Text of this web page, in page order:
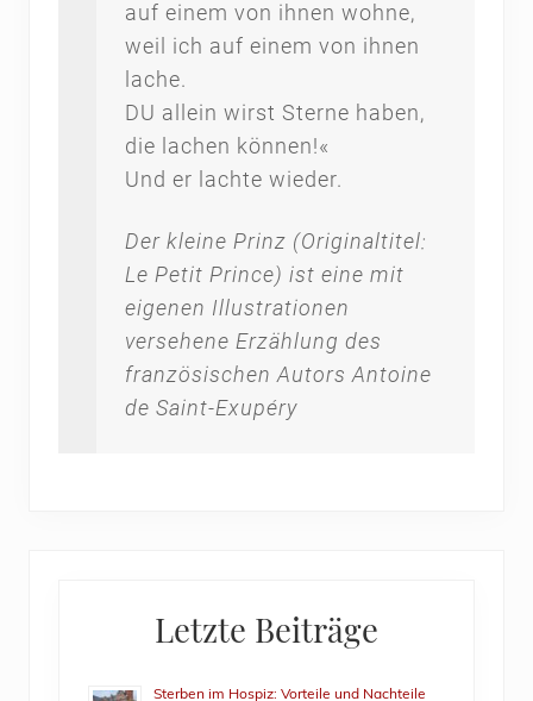
auf einem von ihnen wohne,
weil ich auf einem von ihnen
lache.
DU allein wirst Sterne haben,
die lachen können!«
Und er lachte wieder.
Der kleine Prinz (Originaltitel:
Le Petit Prince) ist eine mit
eigenen Illustrationen
versehene Erzählung des
französischen Autors Antoine
de Saint-Exupéry
SidebarLetzte Beiträge
Sterben im Hospiz: Vorteile und Nachteile